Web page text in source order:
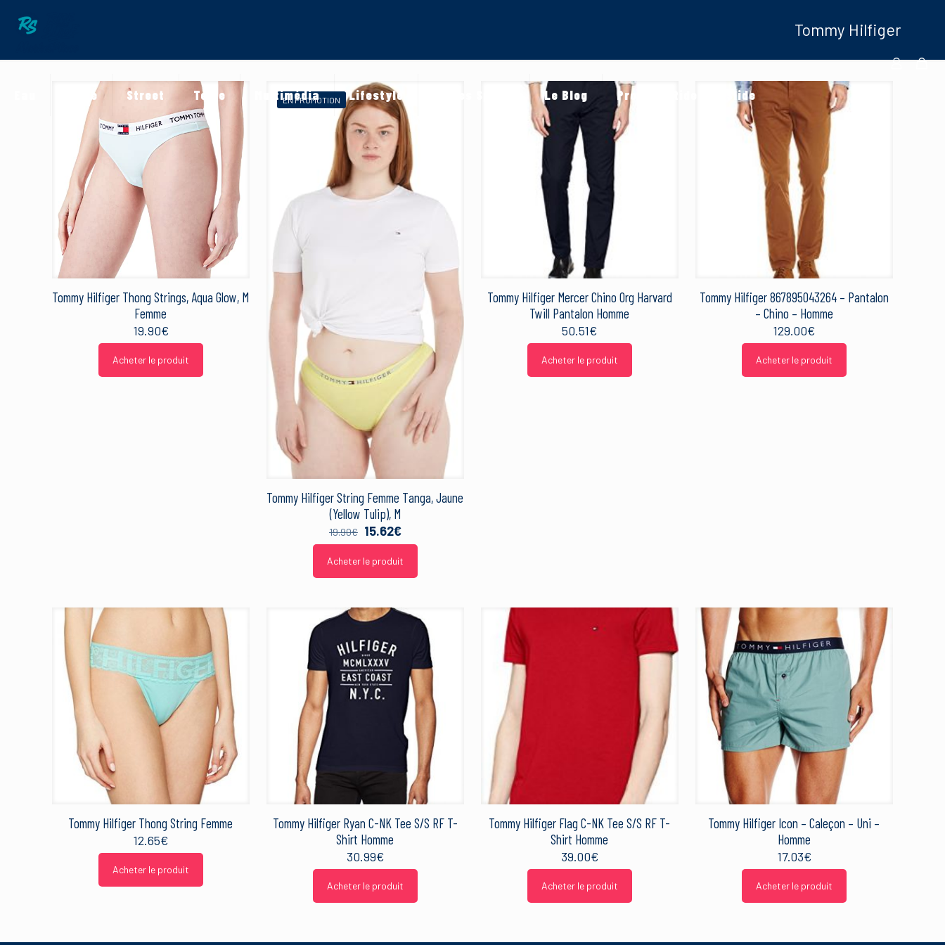
Neige Street Terre Multimédia Lifestyle Le Blog Produits Ride And Slide
Tommy Hilfiger
Tommy Hilfiger Thong Strings, Aqua Glow, M
Femme
19.90€
Acheter le produit
EN PROMOTION
Tommy Hilfiger String Femme Tanga, Jaune
(Yellow Tulip), M
19.90€ Le
prix
initial
était :
15.62€Le
prix
actuel
est :
Acheter le produit
Tommy Hilfiger Mercer Chino Org Harvard
Twill Pantalon Homme
50.51€
Acheter le produit
Tommy Hilfiger 867895043264 – Pantalon
– Chino – Homme
129.00€
Acheter le produit
Tommy Hilfiger Thong String Femme
12.65€
Acheter le produit
Tommy Hilfiger Ryan C-NK Tee S/S RF T-
Shirt Homme
30.99€
Acheter le produit
Tommy Hilfiger Flag C-NK Tee S/S RF T-
Shirt Homme
39.00€
Acheter le produit
Tommy Hilfiger Icon – Caleçon – Uni –
Homme
17.03€
Acheter le produit